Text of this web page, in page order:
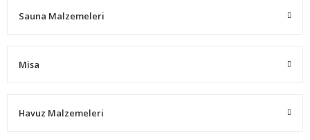
Sauna Malzemeleri
Misa
Havuz Malzemeleri